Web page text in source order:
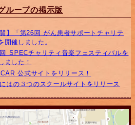
ループの掲示版
賛】「第26回 がん患者サポートチャリテ
開催しました。
SPECチャリティ音楽フェスティバルを
ました！
公式サイトをリリース！
はの３つのスクールサイトをリリース